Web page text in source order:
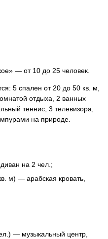
— от 10 до 25 человек.
5 спален от 20 до 50 кв. м,
отдыха, 2 ванных
теннис, 3 телевизора,
на природе.
на 2 чел.;
м) — арабская кровать,
) — музыкальный центр,